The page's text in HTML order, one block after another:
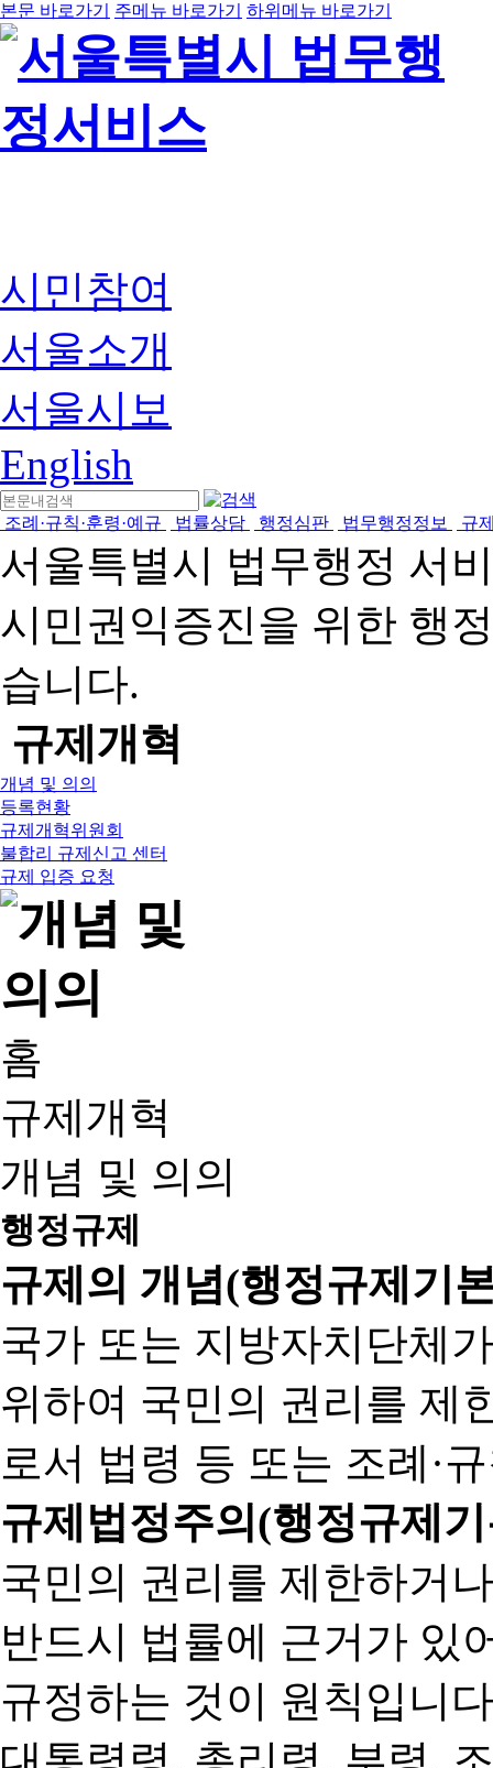
본문 바로가기 주메뉴 바로가기 하위메뉴 바로가기
시민참여
서울소개
서울시보
English
조례·규칙·훈령·예규 법률상담 행정심판 법무행정정보 규
서울특별시 법무행정 서
시민권익증진을 위한 행
습니다.
규제개혁
개념 및 의의
등록현황
규제개혁위원회
불합리 규제신고 센터
규제 입증 요청
홈
규제개혁
개념 및 의의
행정규제
규제의 개념(행정규제기
국가 또는 지방자치단체
위하여 국민의 권리를 제
로서 법령 등 또는 조례·
규제법정주의(행정규제
국민의 권리를 제한하거
반드시 법률에 근거가 있
규정하는 것이 원칙입니